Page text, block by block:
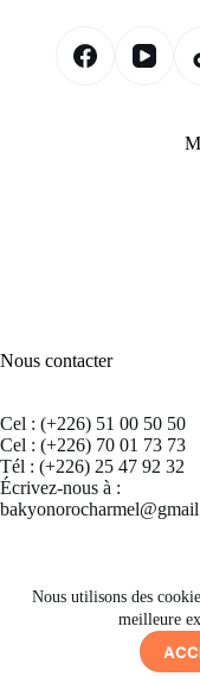
Nous utilisons des
meilleure
Nous contacter
Cel : (+226) 51 00 50 50
Cel : (+226) 70 01 73 73
Tél : (+226) 25 47 92 32
Écrivez-nous à :
Copyright © 2026